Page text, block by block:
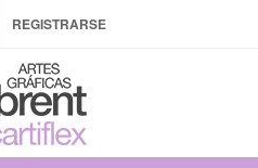
REGISTRARSE